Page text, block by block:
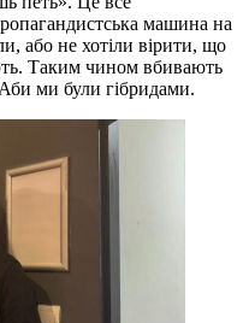
машина на
або не хотіли вірити, що
Таким чином вбивають
ми були гібридами.